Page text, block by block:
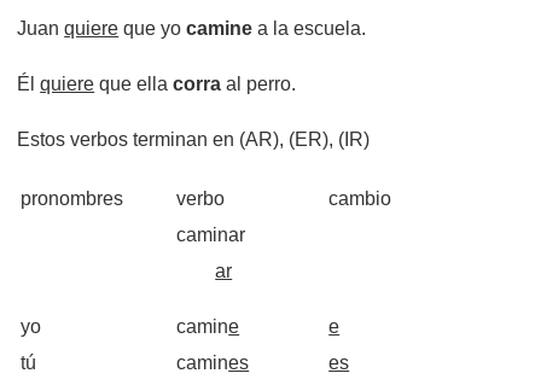
Juanquiere que yocamine a la escuela.
Élquiere que ellacorra al perro.
Estos verbos terminan en (AR), (ER), (IR)
pronombres
yo
tú
verbo
caminar
........ar
camine
camines
cambio
e
es